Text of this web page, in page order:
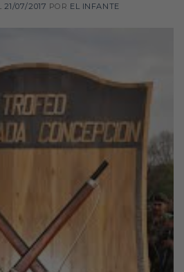
21/07/2017 POR EL INFANTE